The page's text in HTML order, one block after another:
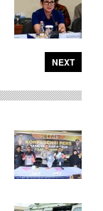
NEXT